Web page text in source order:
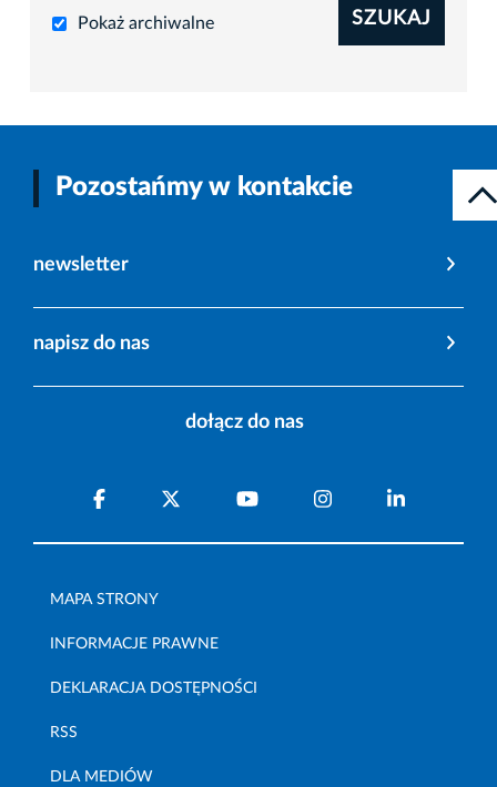
Pokaż archiwalne SZUKAJ
Pozostańmy w kontakcie
newsletter
napisz do nas
dołącz do nas
MAPA STRONY
INFORMACJE PRAWNE
DEKLARACJA DOSTĘPNOŚCI
RSS
DLA MEDIÓW